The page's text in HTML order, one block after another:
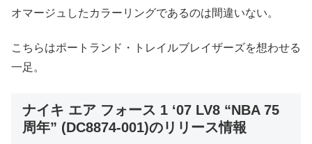
オマージュしたカラーリングであるのは間違いない。
こちらはポートランド・トレイルブレイザーズを想わせる
一足。
ナイキ エア フォース 1 ‘07 LV8 “NBA 75
周年” (DC8874-001)のリリース情報